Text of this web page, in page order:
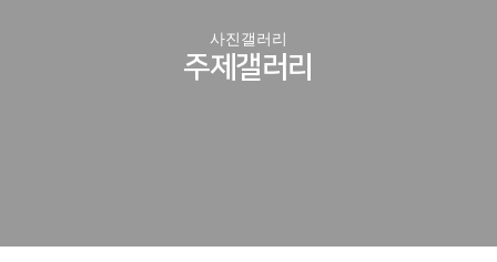
사진갤러리
주제갤러리